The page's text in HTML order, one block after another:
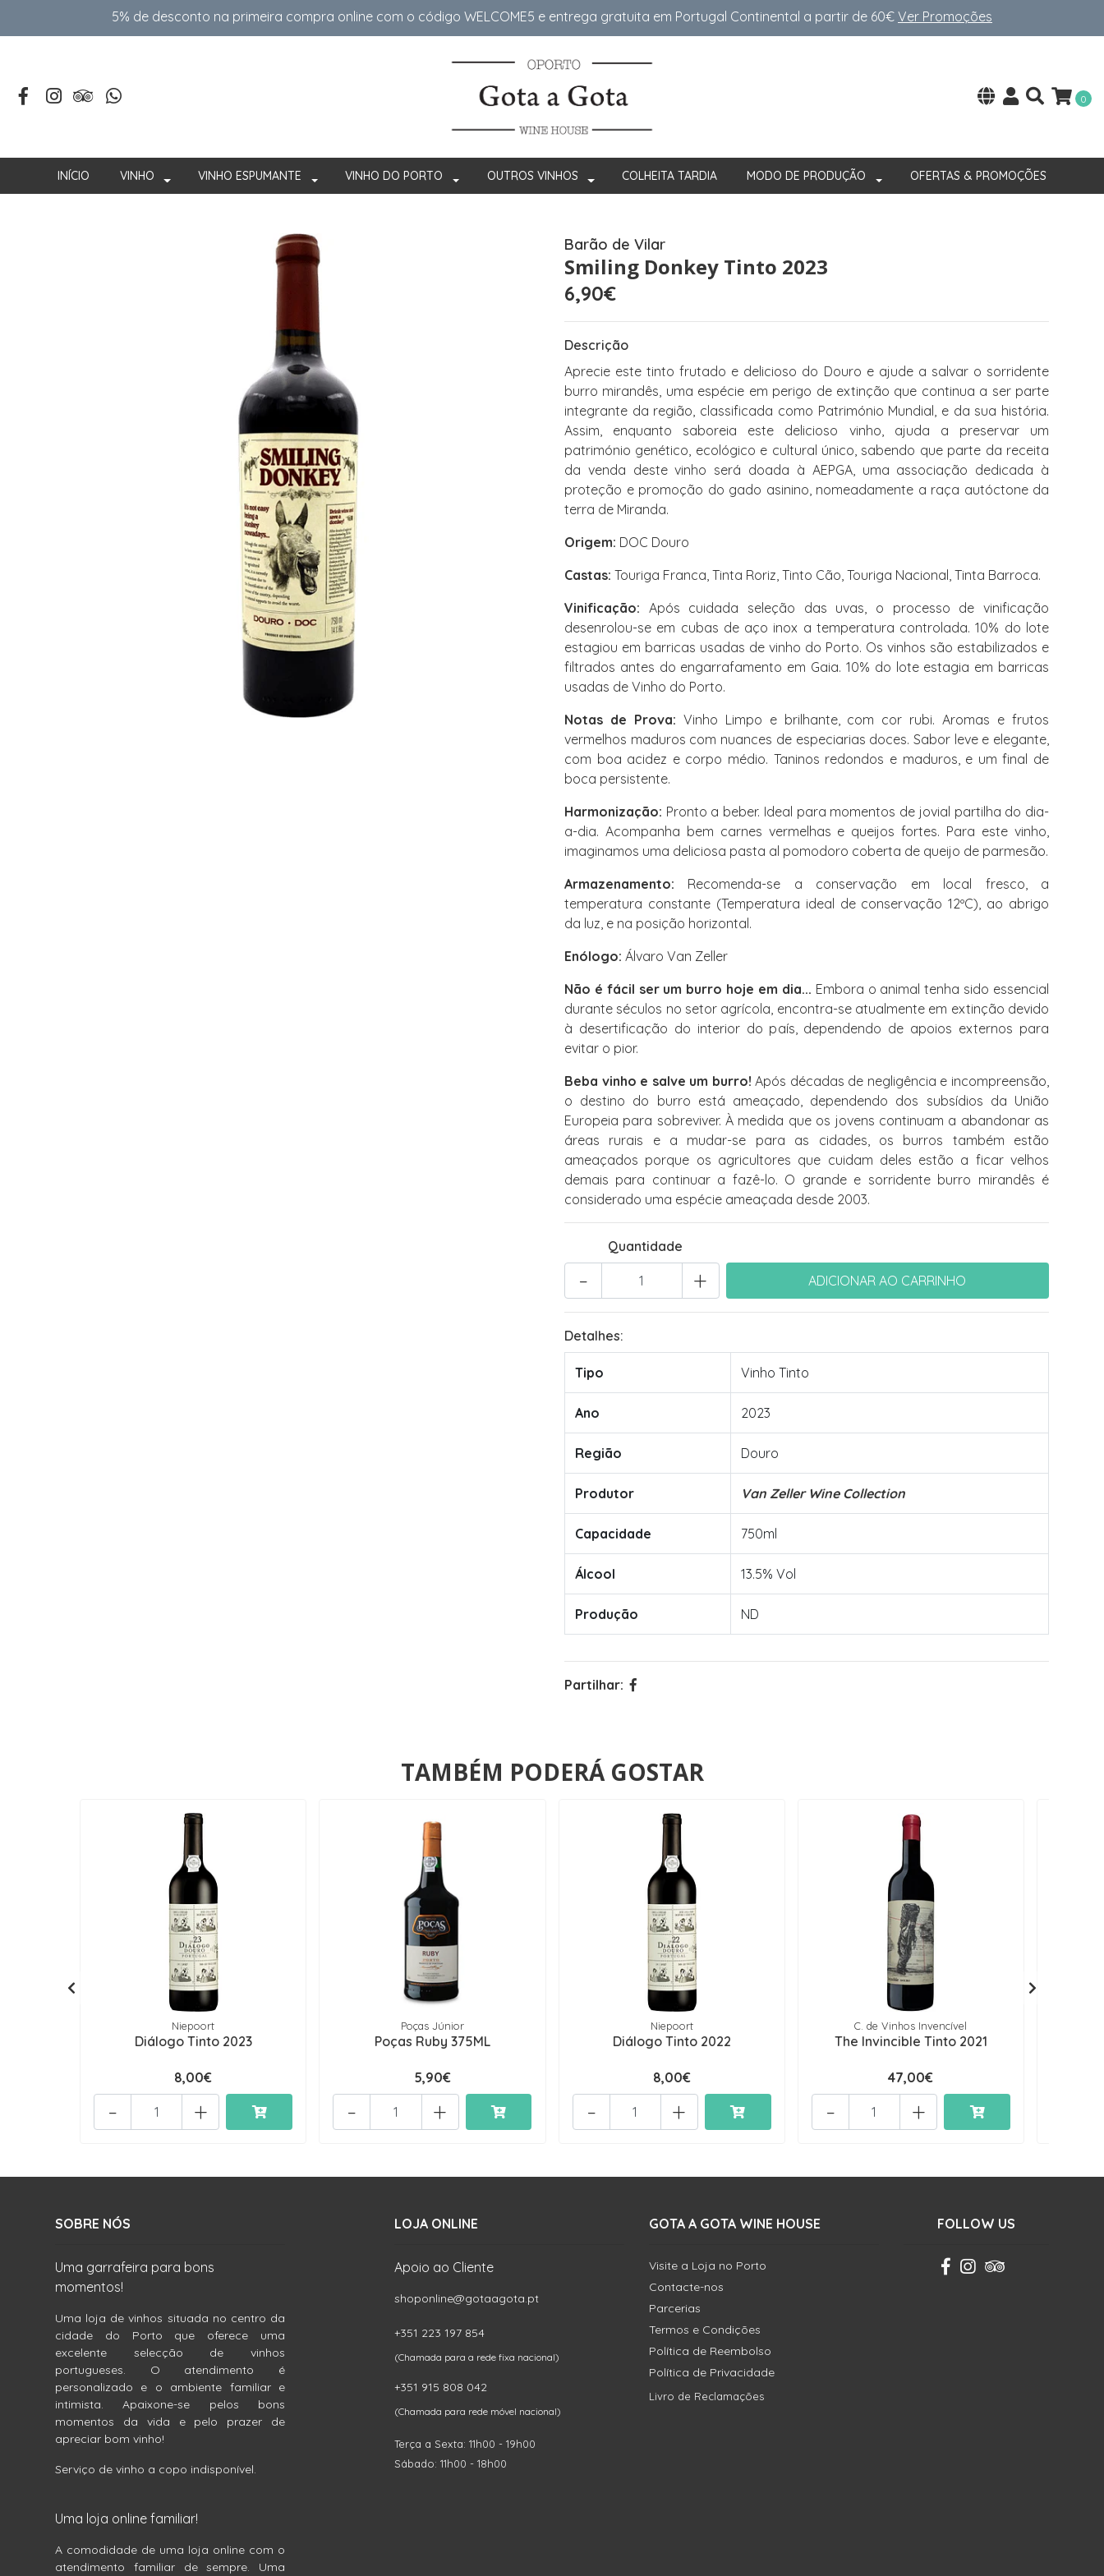
5% de desconto na primeira compra online com o código WELCOME5 e entrega gratuita em Portugal Continental a partir de 60€ Ver Promoções
0
INÍCIO VINHO VINHO ESPUMANTE VINHO DO PORTO OUTROS VINHOS COLHEITA TARDIA MODO DE PRODUÇÃO OFERTAS & PROMOÇÕES
Barão de Vilar
Smiling Donkey Tinto 2023
6,90€
Descrição
Aprecie este tinto frutado e delicioso do Douro e ajude a salvar o sorridente
burro mirandês, uma espécie em perigo de extinção que continua a ser parte
integrante da região, classificada como Património Mundial, e da sua história.
Assim, enquanto saboreia este delicioso vinho, ajuda a preservar um
património genético, ecológico e cultural único, sabendo que parte da receita
da venda deste vinho será doada à AEPGA, uma associação dedicada à
proteção e promoção do gado asinino, nomeadamente a raça autóctone da
terra de Miranda.
Origem: DOC Douro
Castas: Touriga Franca, Tinta Roriz, Tinto Cão, Touriga Nacional, Tinta Barroca.
Vinificação: Após cuidada seleção das uvas, o processo de vinificação
desenrolou-se em cubas de aço inox a temperatura controlada. 10% do lote
estagiou em barricas usadas de vinho do Porto. Os vinhos são estabilizados e
filtrados antes do engarrafamento em Gaia. 10% do lote estagia em barricas
usadas de Vinho do Porto.
Notas de Prova: Vinho Limpo e brilhante, com cor rubi. Aromas e frutos
vermelhos maduros com nuances de especiarias doces. Sabor leve e elegante,
com boa acidez e corpo médio. Taninos redondos e maduros, e um final de
boca persistente.
Harmonização: Pronto a beber. Ideal para momentos de jovial partilha do dia-
a-dia. Acompanha bem carnes vermelhas e queijos fortes. Para este vinho,
imaginamos uma deliciosa pasta al pomodoro coberta de queijo de parmesão.
Armazenamento: Recomenda-se a conservação em local fresco, a
temperatura constante (Temperatura ideal de conservação 12ºC), ao abrigo
da luz, e na posição horizontal.
Enólogo: Álvaro Van Zeller
Não é fácil ser um burro hoje em dia... Embora o animal tenha sido essencial
durante séculos no setor agrícola, encontra-se atualmente em extinção devido
à desertificação do interior do país, dependendo de apoios externos para
evitar o pior.
Beba vinho e salve um burro! Após décadas de negligência e incompreensão,
o destino do burro está ameaçado, dependendo dos subsídios da União
Europeia para sobreviver. À medida que os jovens continuam a abandonar as
áreas rurais e a mudar-se para as cidades, os burros também estão
ameaçados porque os agricultores que cuidam deles estão a ficar velhos
demais para continuar a fazê-lo. O grande e sorridente burro mirandês é
considerado uma espécie ameaçada desde 2003.
Quantidade
+
-
Detalhes:
Tipo Vinho Tinto
Ano 2023
Região Douro
Produtor Van Zeller Wine Collection
Capacidade 750ml
Álcool 13.5% Vol
Produção ND
Partilhar:
TAMBÉM PODERÁ GOSTAR
Niepoort
Diálogo Tinto 2023
8,00€
+
-
Poças Júnior
Poças Ruby 375ML
5,90€
+
-
Niepoort
Diálogo Tinto 2022
8,00€
+
-
C. de Vinhos Invencível
The Invincible Tinto 2021
47,00€
+
-
SOBRE NÓS
Uma garrafeira para bons
momentos!
Uma loja de vinhos situada no centro da
cidade do Porto que oferece uma
excelente selecção de vinhos
portugueses. O atendimento é
personalizado e o ambiente familiar e
intimista. Apaixone-se pelos bons
momentos da vida e pelo prazer de
apreciar bom vinho!
Serviço de vinho a copo indisponível.
Uma loja online familiar!
A comodidade de uma loja online com o
atendimento familiar de sempre. Uma
LOJA ONLINE
Apoio ao Cliente
shoponline@gotaagota.pt
+351 223 197 854
(Chamada para a rede fixa nacional)
+351 915 808 042
(Chamada para rede móvel nacional)
Terça a Sexta: 11h00 - 19h00
Sábado: 11h00 - 18h00
GOTA A GOTA WINE HOUSE
Visite a Loja no Porto
Contacte-nos
Parcerias
Termos e Condições
Política de Reembolso
Política de Privacidade
Livro de Reclamações
FOLLOW US